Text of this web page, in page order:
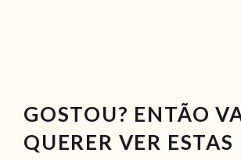
GOSTOU? ENTÃO
QUERER VER ESTAS